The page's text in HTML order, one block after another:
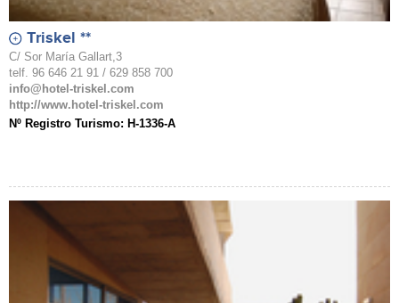
Triskel **
C/ Sor María Gallart,3
telf. 96 646 21 91 / 629 858 700
info@hotel-triskel.com
http://www.hotel-triskel.com
Nº Registro Turismo: H-1336-A